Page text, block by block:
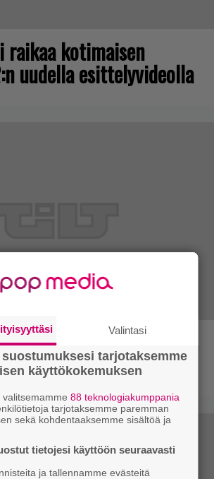
raikaa kotimaisen
uudella esittelyvideolla
parasta
listattu
Valintasi
tarjotaksemme
käyttökokemuksen
valitsemamme88 teknologiakumppania
tarjotaksemme paremman
sekä kohdentaaksemme sisältöä ja
tietojesi käyttöön seuraavasti
ja tallennamme evästeitä